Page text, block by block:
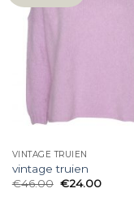
VINTAGE TRUIEN
vintage truien
€46.00 €24.00